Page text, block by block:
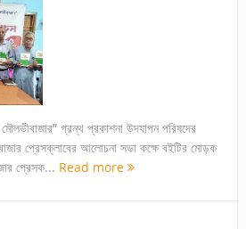
মৌলভীবাজার” গ্রন্থ প্রকাশনা উদযাপন পরিষদের
প্রেসক্লাবের আলোচনা সভা কক্ষে বইটির মোড়ক
প্রেসক... Read more